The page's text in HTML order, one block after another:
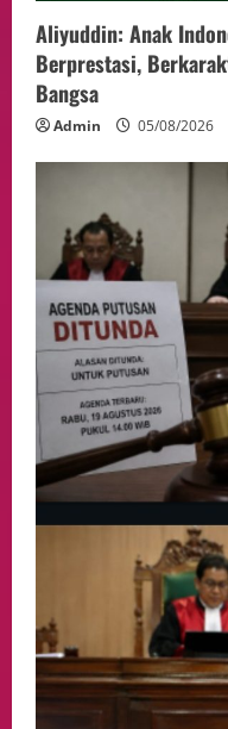
Aliyuddin: Anak
Berprestasi,
Bangsa
Admin 05/08/2026